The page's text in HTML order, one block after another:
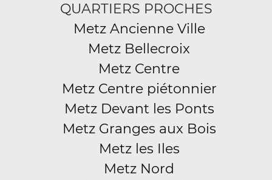
QUARTIERS PROCHES
Metz Ancienne Ville
Metz Bellecroix
Metz Centre
Metz Centre piétonnier
Metz Devant les Ponts
Metz Granges aux Bois
Metz les Iles
Metz Nord